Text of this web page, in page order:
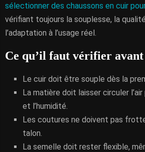
sélectionner des chaussons en cuir
vérifiant toujours la souplesse, la
l’adaptation à l’usage réel.
Ce qu’il faut vérifier avant
Le cuir doit être souple dès la
La matière doit laisser circuler
et l’humidité.
Les coutures ne doivent pas
talon.
La semelle doit rester flexible,